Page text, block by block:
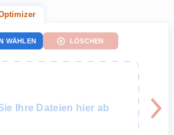
WÄHLEN LÖSCHEN
Ihre Dateien hier ab